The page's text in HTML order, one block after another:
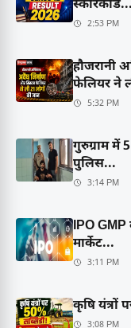
स्कोरकार्ड...
2:53 PM
हौजरानी
फेलियर ने
5:32 PM
गुरुग्राम में
पुलिस...
3:14 PM
IPO GMP
मार्केट...
3:11 PM
कृषि यंत्रों
3:08 PM